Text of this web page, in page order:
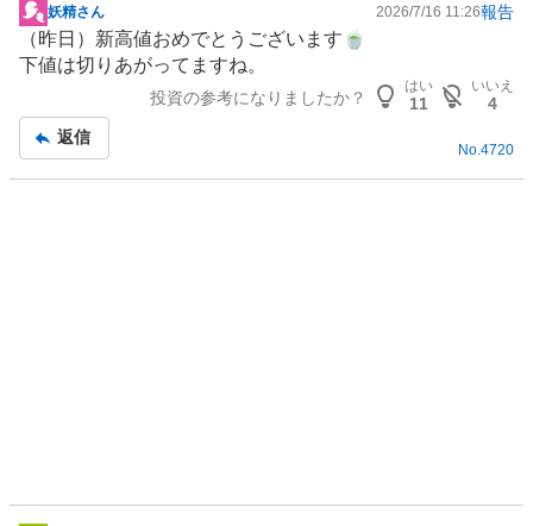
掲
示
板
妖精さん 2026/7/16 11:26報告
（昨日）新高値おめでとうございます🍵
下値は切りあがってますね。
投資の参考になりましたか？
はい
11
いいえ
4
返信
No. 4720